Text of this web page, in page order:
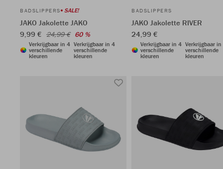
BADSLIPPERS SALE!
JAKO Jakolette JAKO
9,99 € 24,99 € 60 %
Verkrijgbaar in 4
verschillende
kleuren
Verkrijgbaar in 4
verschillende
kleuren
BADSLIPPERS
JAKO Jakolette RIVER
24,99 €
Verkrijgbaar in 4
verschillende
kleuren
Verkrijgbaar in
verschillende
kleuren